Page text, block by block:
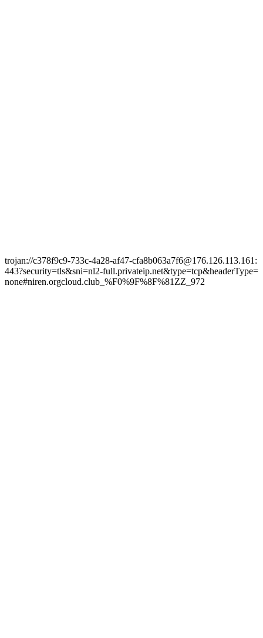
trojan://c378f9c9-733c-4a28-af47-cfa8b063a7f6@176.126.113.161:
443?security=tls&sni=nl2-full.privateip.net&type=tcp&headerType=
none#niren.orgcloud.club_%F0%9F%8F%81ZZ_972